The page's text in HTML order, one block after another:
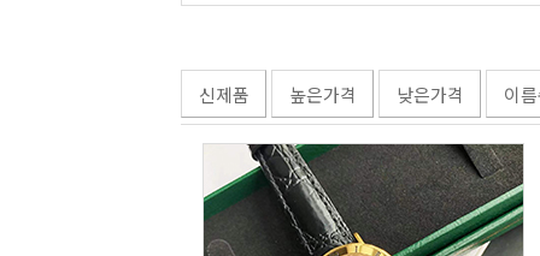
신제품 높은가격 낮은가격 이